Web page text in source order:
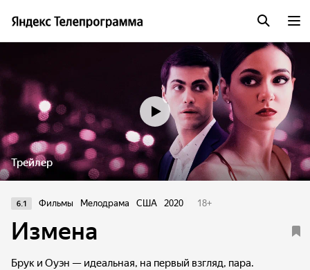
Трейлер
6.1 Фильмы Мелодрама США 2020 18+
Измена
Брук и Оуэн — идеальная, на первый взгляд, пара.